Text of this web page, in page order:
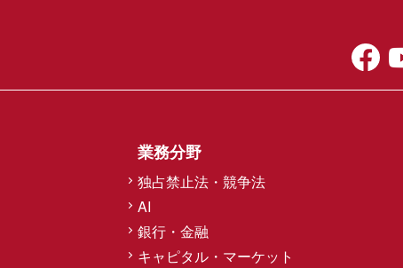
業務分野
独占禁止法・競争法
AI
銀行・金融
キャピタル・マーケット